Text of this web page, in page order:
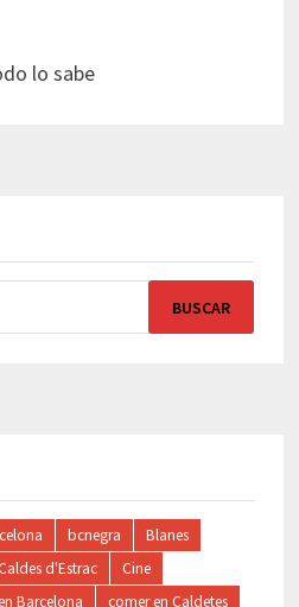
lo sabe
bcnegra
Blanes
d'Estrac
Cine
Barcelona comer en Caldetes